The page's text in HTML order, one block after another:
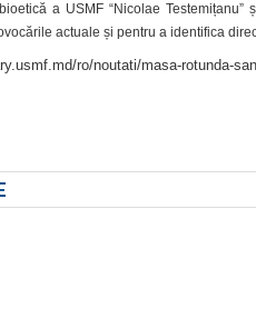
a USMF “Nicolae
actuale și pentru a identifica
ro/noutati/masa-rotunda-